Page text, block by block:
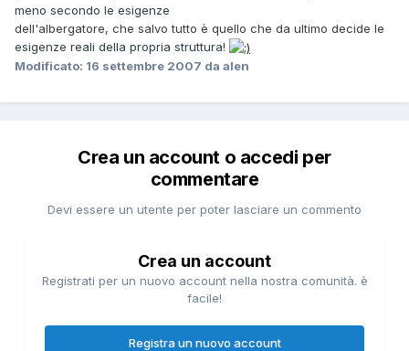
meno secondo le esigenze
dell'albergatore, che salvo tutto è quello che da ultimo decide le
esigenze reali della propria struttura!
Modificato: 16 settembre 2007 da alen
Crea un account o accedi per
commentare
Devi essere un utente per poter lasciare un commento
Crea un account
Registrati per un nuovo account nella nostra comunità. è
facile!
Registra un nuovo account